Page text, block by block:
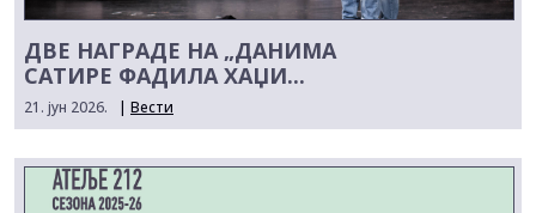
ДВЕ НАГРАДЕ НА „ДАНИМА
САТИРЕ ФАДИЛА ХАЏИ...
21. јун 2026. | Вести